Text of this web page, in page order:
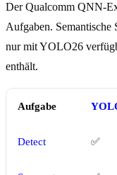
Der Qualcomm QNN-
Aufgaben. Semantische
nur mit YOLO26
enthält.
Aufgabe
Detect ✅